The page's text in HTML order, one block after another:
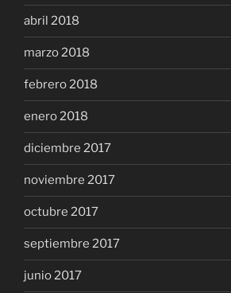
abril 2018
marzo 2018
febrero 2018
enero 2018
diciembre 2017
noviembre 2017
octubre 2017
septiembre 2017
junio 2017